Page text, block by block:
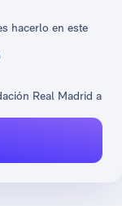
hacerlo en este
Real Madrid a